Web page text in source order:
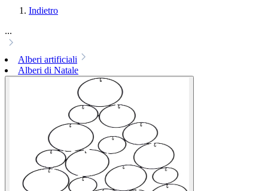
Indietro
...
Alberi artificiali
Alberi di Natale